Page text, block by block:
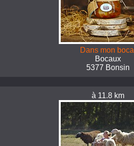
Dans mon bocal
Bocaux
5377 Bonsin
à 11.8 km